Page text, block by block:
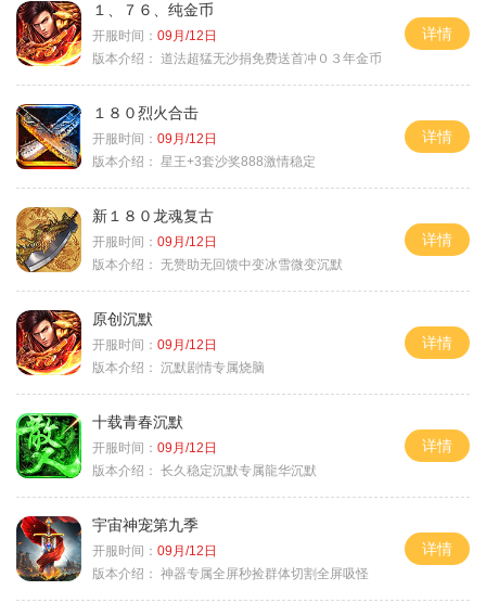
１、７６、纯金币
开服时间： 09月/12日
版本介绍： 道法超猛无沙捐免费送首冲０３年金币
详情
１８０烈火合击
开服时间： 09月/12日
版本介绍： 星王+3套沙奖888激情稳定
详情
新１８０龙魂复古
开服时间： 09月/12日
版本介绍： 无赞助无回馈中变冰雪微变沉默
详情
原创沉默
开服时间： 09月/12日
版本介绍： 沉默剧情专属烧脑
详情
十载青春沉默
开服时间： 09月/12日
版本介绍： 长久稳定沉默专属龍华沉默
详情
宇宙神宠第九季
开服时间： 09月/12日
版本介绍： 神器专属全屏秒捡群体切割全屏吸怪
详情